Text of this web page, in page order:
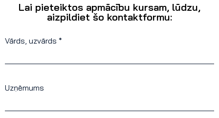
Lai pieteiktos apmācību kursam, lūdzu,
aizpildiet šo kontaktformu:
Vārds, uzvārds *
Uzņēmums